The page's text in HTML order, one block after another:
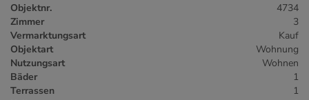
Objektnr.
4734
Zimmer
3
Vermarktungsart
Kauf
Objektart
Wohnung
Nutzungsart
Wohnen
Bäder
1
Terrassen
1